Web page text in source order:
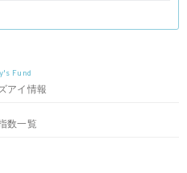
Fund
アイ情報
数一覧